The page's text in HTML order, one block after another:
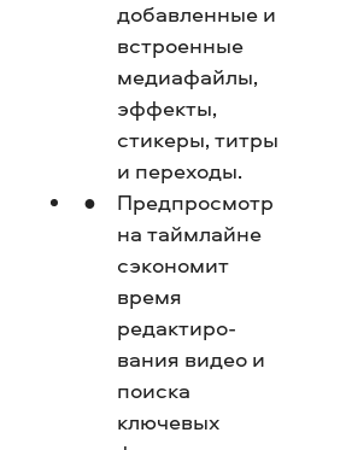
добавленные и
встроенные
медиафайлы,
эффекты,
стикеры, титры
и переходы.
Предпросмотр
на таймлайне
сэкономит
время
редактиро­
вания видео и
поиска
ключевых